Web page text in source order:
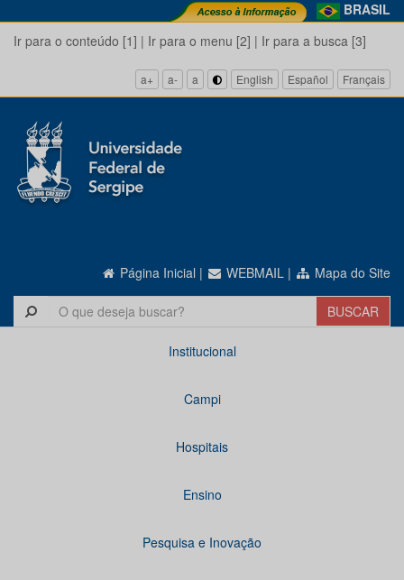
BRASIL
Ir para o conteúdo [1] | Ir para o menu [2] | Ir para a busca [3]
a+ a- a English Español Français
Página Inicial | WEBMAIL | Mapa do Site
Institucional
Campi
Hospitais
Ensino
Pesquisa e Inovação